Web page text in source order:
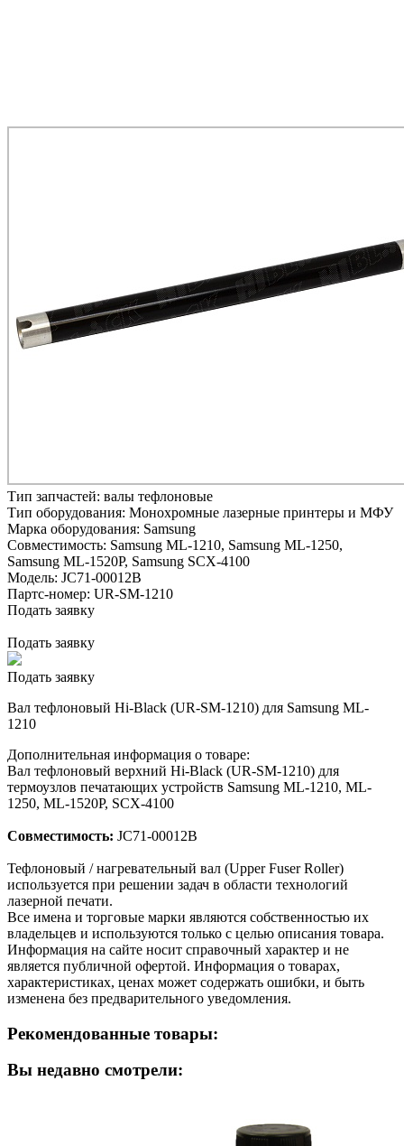
Тип запчастей: валы тефлоновые
Тип оборудования: Монохромные лазерные принтеры и МФУ
Марка оборудования: Samsung
Совместимость: Samsung ML-1210, Samsung ML-1250,
Samsung ML-1520P, Samsung SCX-4100
Модель: JC71-00012B
Партс-номер: UR-SM-1210
Подать заявку
Подать заявку
Подать заявку
Вал тефлоновый Hi-Black (UR-SM-1210) для Samsung ML-
1210
Дополнительная информация о товаре:
Вал тефлоновый верхний Hi-Black (UR-SM-1210) для
термоузлов печатающих устройств Samsung ML-1210, ML-
1250, ML-1520P, SCX-4100
Совместимость: JC71-00012B
Тефлоновый / нагревательный вал (Upper Fuser Roller)
используется при решении задач в области технологий
лазерной печати.
Все имена и торговые марки являются собственностью их
владельцев и используются только с целью описания товара.
Информация на сайте носит справочный характер и не
является публичной офертой. Информация о товарах,
характеристиках, ценах может содержать ошибки, и быть
изменена без предварительного уведомления.
Рекомендованные товары:
Вы недавно смотрели: